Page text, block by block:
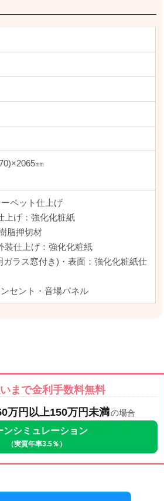
㎜
ペット仕上げ
げ：強化化粧紙
脂押切材
仕上げ：強化化粧紙
ラス窓付き)・表面：強化化粧紙仕
セント・音場パネル
まで金利手数料無料
万円以上150万円未満の場合
ンシミュレーション
（実質年率3.5％）